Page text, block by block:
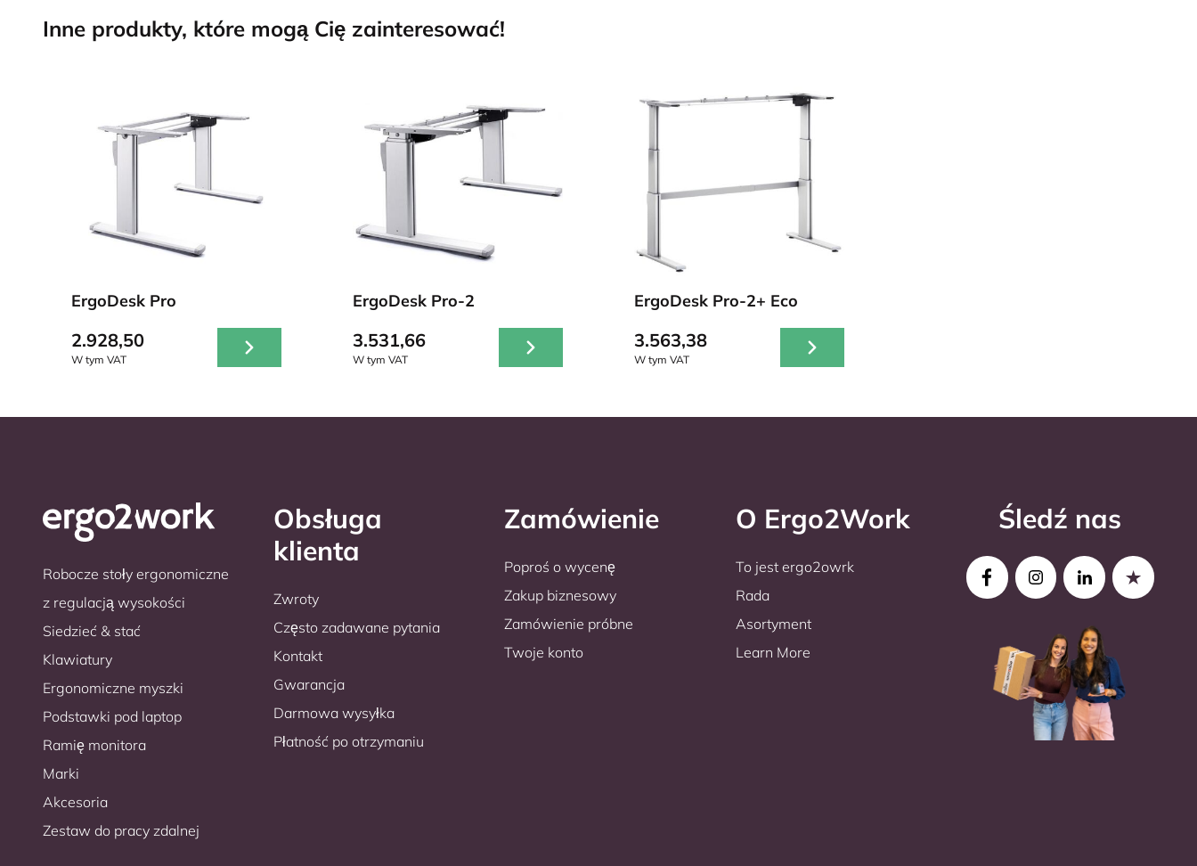
Inne produkty, które mogą Cię zainteresować!
ErgoDesk Pro
2.928,50
W tym VAT
ErgoDesk Pro-2
3.531,66
W tym VAT
ErgoDesk Pro-2+ Eco
3.563,38
W tym VAT
Robocze stoły ergonomiczne
z regulacją wysokości
Siedzieć & stać
Klawiatury
Ergonomiczne myszki
Podstawki pod laptop
Ramię monitora
Marki
Akcesoria
Zestaw do pracy zdalnej
Obsługa
klienta
Zwroty
Często zadawane pytania
Kontakt
Gwarancja
Darmowa wysyłka
Płatność po otrzymaniu
Zamówienie
Poproś o wycenę
Zakup biznesowy
Zamówienie próbne
Twoje konto
O Ergo2Work
To jest ergo2owrk
Rada
Asortyment
Learn More
Śledź nas